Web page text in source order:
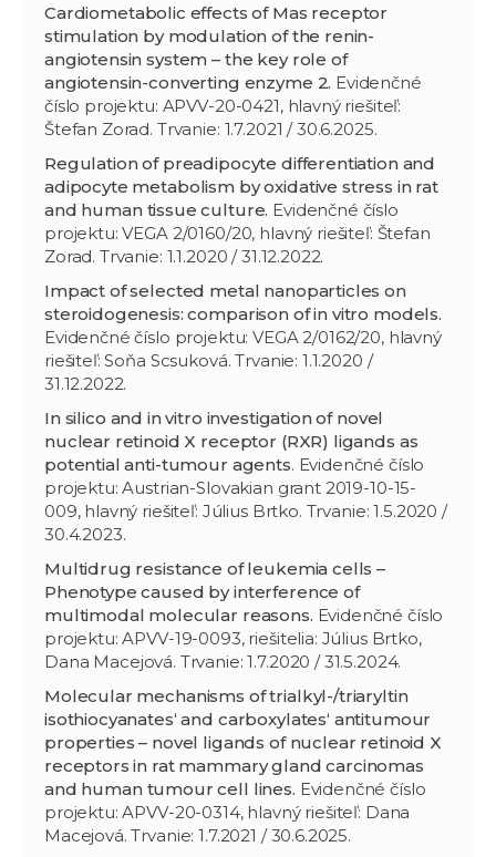
Cardiometabolic effects of Mas receptor
stimulation by modulation of the renin-
angiotensin system – the key role of
angiotensin-converting enzyme 2. Evidenčné
číslo projektu: APVV-20-0421, hlavný riešiteľ:
Štefan Zorad. Trvanie: 1.7.2021 / 30.6.2025.
Regulation of preadipocyte differentiation and
adipocyte metabolism by oxidative stress in rat
and human tissue culture. Evidenčné číslo
projektu: VEGA 2/0160/20, hlavný riešiteľ: Štefan
Zorad. Trvanie: 1.1.2020 / 31.12.2022.
Impact of selected metal nanoparticles on
steroidogenesis: comparison of in vitro models.
Evidenčné číslo projektu: VEGA 2/0162/20, hlavný
riešiteľ: Soňa Scsuková. Trvanie: 1.1.2020 /
31.12.2022.
In silico and in vitro investigation of novel
nuclear retinoid X receptor (RXR) ligands as
potential anti-tumour agents. Evidenčné číslo
projektu: Austrian-Slovakian grant 2019-10-15-
009, hlavný riešiteľ: Július Brtko. Trvanie: 1.5.2020 /
30.4.2023.
Multidrug resistance of leukemia cells –
Phenotype caused by interference of
multimodal molecular reasons. Evidenčné číslo
projektu: APVV-19-0093, riešitelia: Július Brtko,
Dana Macejová. Trvanie: 1.7.2020 / 31.5.2024.
Molecular mechanisms of trialkyl-/triaryltin
isothiocyanates‘ and carboxylates‘ antitumour
properties – novel ligands of nuclear retinoid X
receptors in rat mammary gland carcinomas
and human tumour cell lines. Evidenčné číslo
projektu: APVV-20-0314, hlavný riešiteľ: Dana
Macejová. Trvanie: 1.7.2021 / 30.6.2025.